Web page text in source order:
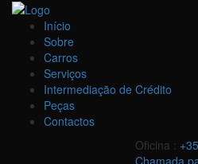
Início
Sobre
Carros
Serviços
Intermediação de Crédito
Peças
Contactos
Oficina :